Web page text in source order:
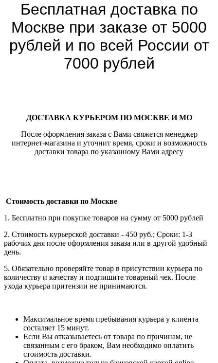
Бесплатная доставка по
Москве при заказе от 5000
рублей и по всей России от
7000 рублей
ДОСТАВКА КУРЬЕРОМ ПО МОСКВЕ И МО
После оформления заказа с Вами свяжется менеджер
интернет-магазина и уточнит время, сроки и возможность
доставки товара по указанному Вами адресу
Стоимость доставки по Москве
1. Бесплатно при покупке товаров на сумму от 5000 рублей
2. Стоимость курьерской доставки - 450 руб.; Сроки: 1-3
рабочих дня после оформления заказа или в другой удобный
день.
5. Обязательно проверяйте товар в присутствии курьера по
количеству и качеству и подпишите товарный чек. После
ухода курьера притензии не принимаются.
Максимальное время пребывания курьера у клиента
состаляет 15 минут.
Если Вы отказываетесь от товара по причинам, не
связанным с его браком, Вам необходимо оплатить
стоимость доставки.